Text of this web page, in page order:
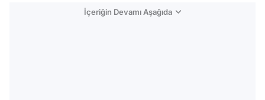
İçeriğin Devamı Aşağıda